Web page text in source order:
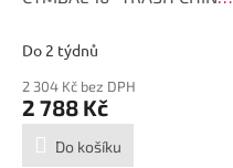
Do 2 týdnů
2 304 Kč bez DPH
2 788 Kč
Do košíku